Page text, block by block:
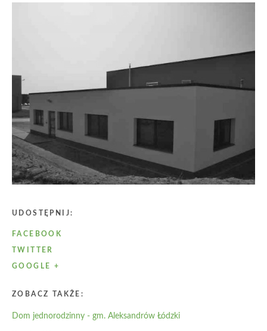
UDOSTĘPNIJ:
FACEBOOK
TWITTER
GOOGLE +
ZOBACZ TAKŻE:
Dom jednorodzinny - gm. Aleksandrów Łódzki